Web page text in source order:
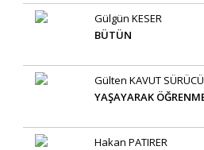
Gülgün KESER
BÜTÜN
Gülten KAVUT SÜRÜCÜ
YAŞAYARAK
Hakan PATIRER